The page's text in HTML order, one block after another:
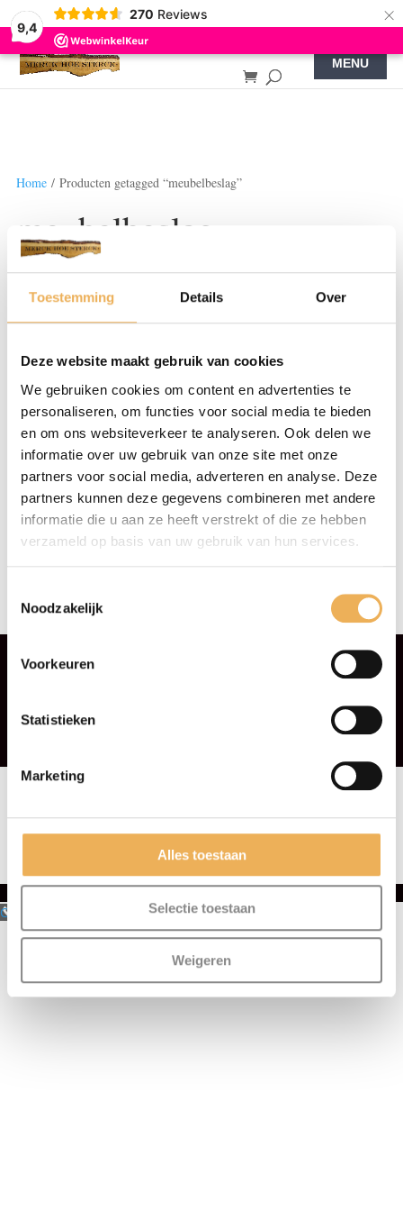
Toestemming Details Over
Deze website maakt gebruik van cookies
We gebruiken cookies om content en advertenties te
personaliseren, om functies voor social media te bieden
en om ons websiteverkeer te analyseren. Ook delen we
informatie over uw gebruik van onze site met onze
partners voor social media, adverteren en analyse. Deze
partners kunnen deze gegevens combineren met andere
informatie die u aan ze heeft verstrekt of die ze hebben
verzameld op basis van uw gebruik van hun services.
Noodzakelijk
Voorkeuren
Statistieken
Marketing
Alles toestaan
Selectie toestaan
Weigeren
9,4
270 Reviews ×
Home/ Producten getagged “meubelbeslag”
meubelbeslag
Toont alle 2 resultaten
€32.53
GEPATINEERD
Privacybeleid
Klachtenafhandeling
Verzendkosten & levertijd
Overig
Call Now Button